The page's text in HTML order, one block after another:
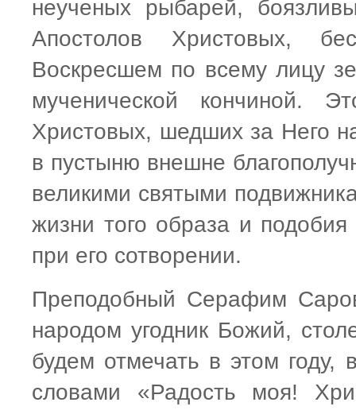
неученых рыбарей,
Апостолов Христовых,
Воскресшем по всему лицу
мученической кончиной.
Христовых, шедших за Него
в пустыню внешне
великими святыми
жизни того образа и
при его сотворении.
Преподобный Серафим
народом угодник Божий,
будем отмечать в этом году,
словами «Радость моя!